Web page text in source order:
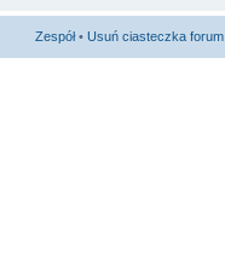
Zespół• Usuń ciasteczka forum